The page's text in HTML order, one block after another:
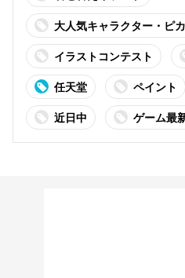
大人気キャラクター・ピ
イラストコンテスト
任天堂 ペイント
近日中 ゲーム最